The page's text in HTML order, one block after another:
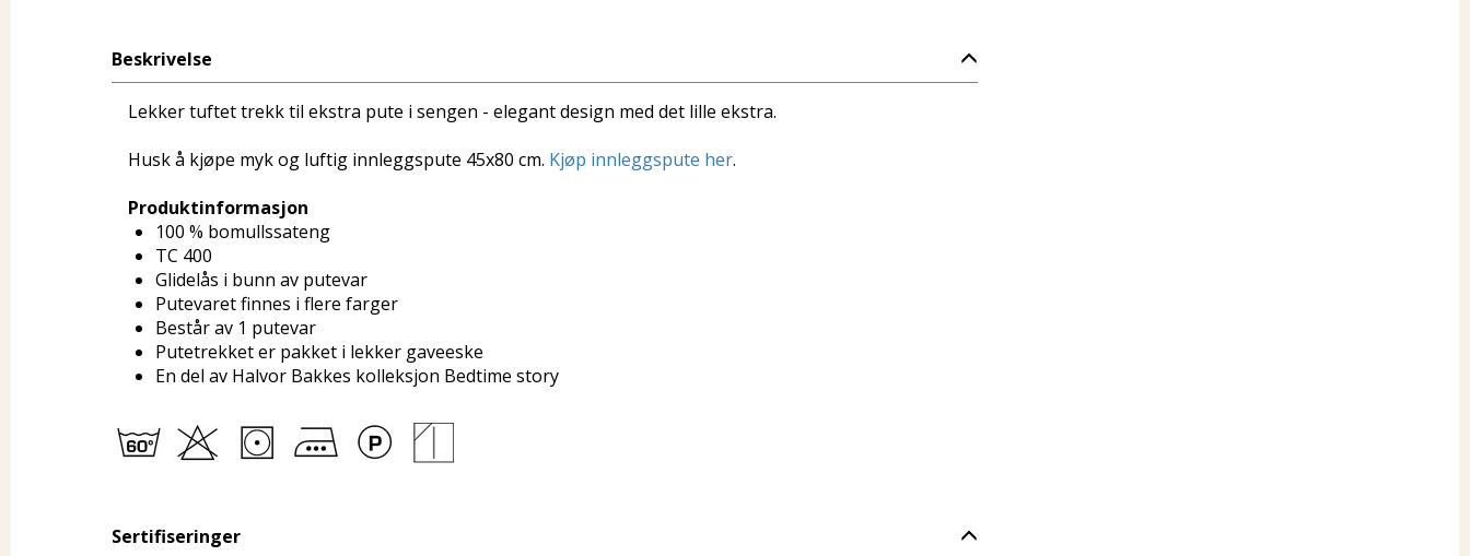
Beskrivelse
Lekker tuftet trekk til ekstra pute i sengen - elegant design med det lille ekstra.
Husk å kjøpe myk og luftig innleggspute 45x80 cm. Kjøp innleggspute her.
Produktinformasjon
100 % bomullssateng
TC 400
Glidelås i bunn av putevar
Putevaret finnes i flere farger
Består av 1 putevar
Putetrekket er pakket i lekker gaveeske
En del av Halvor Bakkes kolleksjon Bedtime story
Sertifiseringer